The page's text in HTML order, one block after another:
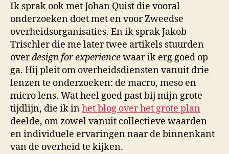
Ik sprak ook met Johan Quist die vooral
onderzoeken doet met en voor Zweedse
overheidsorganisaties. En ik sprak Jakob
Trischler die me later twee artikels stuurden
overdesign for experiencewaar ik erg goed op
ga. Hij pleit om overheidsdiensten vanuit drie
lenzen te onderzoeken: de macro, meso en
micro lens. Wat heel goed past bij mijn grote
tijdlijn, die ik inhet blog over het grote plan
deelde, om zowel vanuit collectieve waarden
en individuele ervaringen naar de binnenkant
van de overheid te kijken.